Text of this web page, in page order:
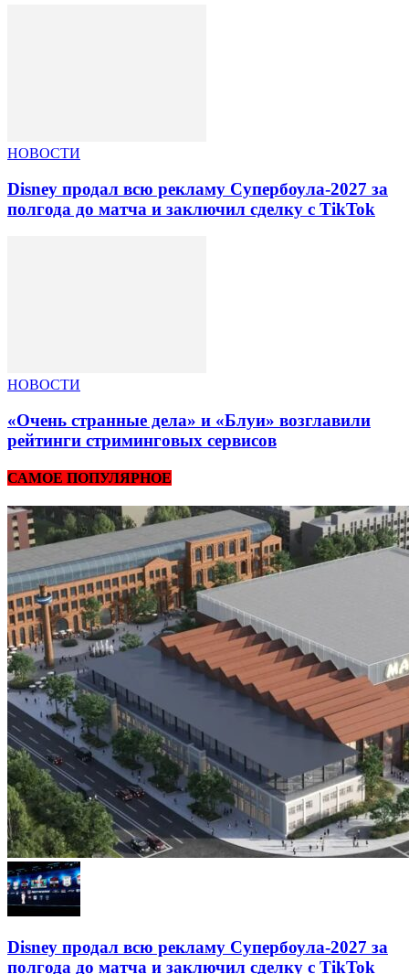
НОВОСТИ
Disney продал всю рекламу Супербоула-2027 за
полгода до матча и заключил сделку с TikTok
НОВОСТИ
«Очень странные дела» и «Блуи» возглавили
рейтинги стриминговых сервисов
САМОЕ ПОПУЛЯРНОЕ
Disney продал всю рекламу Супербоула-2027 за
полгода до матча и заключил сделку с TikTok